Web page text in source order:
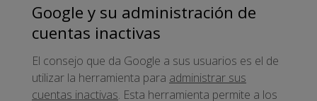
Google y su administración de
cuentas inactivas
El consejo que da Google a sus usuarios es el de
utilizar la herramienta para administrar sus
cuentas inactivas. Esta herramienta permite a los